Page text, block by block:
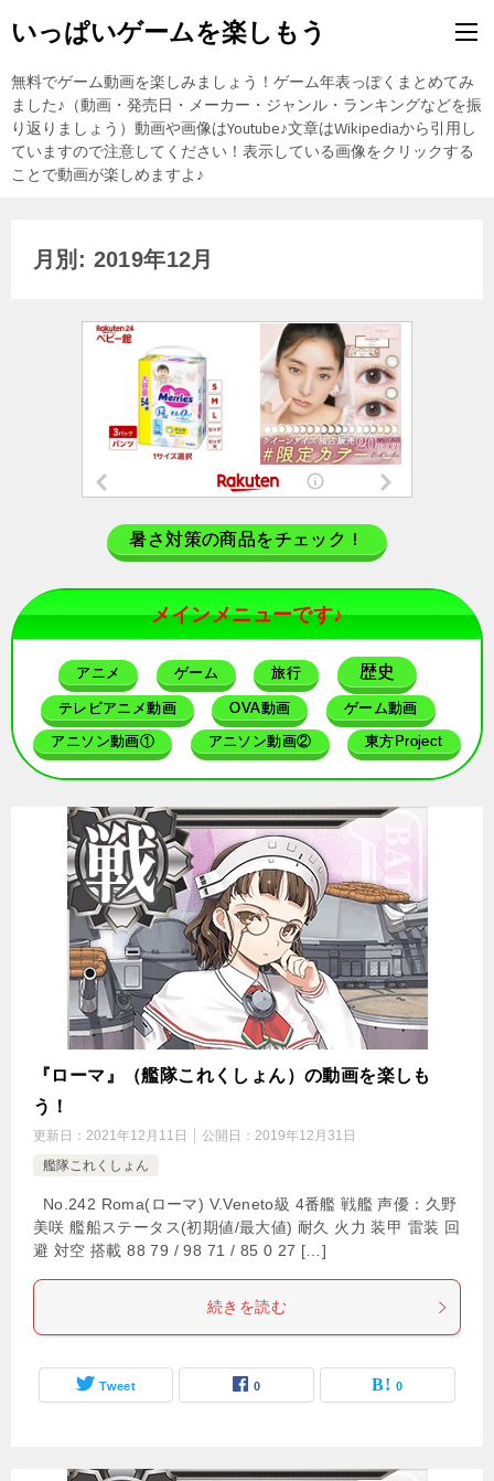
いっぱいゲームを楽しもう
無料でゲーム動画を楽しみましょう！ゲーム年表っぽくまとめてみ
ました♪（動画・発売日・メーカー・ジャンル・ランキングなどを振
り返りましょう）動画や画像はYoutube♪文章はWikipediaから引用し
ていますので注意してください！表示している画像をクリックする
ことで動画が楽しめますよ♪
月別: 2019年12月
暑さ対策の商品をチェック！
メインメニューです♪
アニメ ゲーム 旅行 歴史
テレビアニメ動画 OVA動画 ゲーム動画
アニソン動画① アニソン動画② 東方Project
『ローマ』（艦隊これくしょん）の動画を楽しも
う！
更新日： 2021年12月11日 公開日： 2019年12月31日
艦隊これくしょん
No.242 Roma(ローマ) V.Veneto級 4番艦 戦艦 声優：久野
美咲 艦船ステータス(初期値/最大値) 耐久 火力 装甲 雷装 回
避 対空 搭載 88 79 / 98 71 / 85 0 27 […]
続きを読む
Tweet 0 0